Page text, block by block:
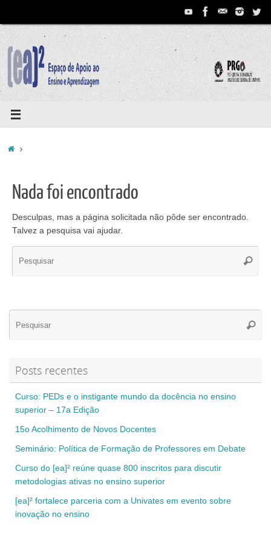
conteúdo
Home
Nada foi encontrado
Desculpas, mas a página solicitada não pôde ser encontrado.
Talvez a pesquisa vai ajudar.
Posts recentes
Curso: PEDs e o instigante mundo da docência no ensino
superior – 17a Edição
15o Acolhimento de Novos Docentes
Seminário: Política de Formação de Professores em Debate
Curso do [ea]² reúne quase 800 inscritos para discutir
metodologias ativas no ensino superior
[ea]² fortalece parceria com a Univates em evento sobre
inovação no ensino